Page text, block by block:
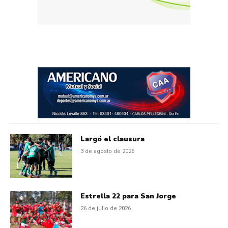
Largó el clausura
3 de agosto de 2026
Estrella 22 para San Jorge
26 de julio de 2026